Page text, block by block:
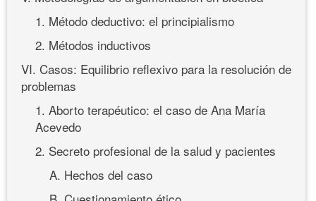
1. Método deductivo: el principialismo
2. Métodos inductivos
VI. Casos: Equilibrio reflexivo para la resolución de
problemas
1. Aborto terapéutico: el caso de Ana María
Acevedo
2. Secreto profesional de la salud y pacientes
A. Hechos del caso